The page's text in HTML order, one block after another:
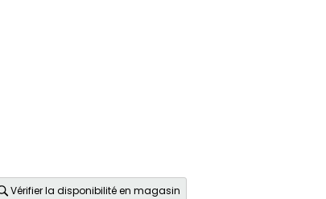
Vérifier la disponibilité en magasin